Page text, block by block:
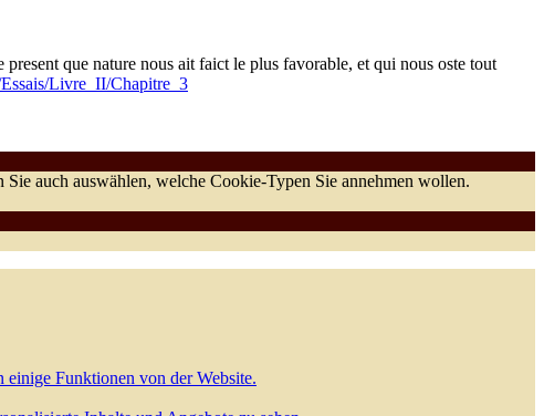
que nature nous ait faict le plus favorable, et qui nous oste tout
Livre_II/Chapitre_3
auch auswählen, welche Cookie-Typen Sie annehmen wollen.
Funktionen von der Website.